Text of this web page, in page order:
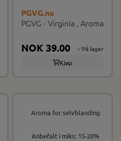
PGVG.no
PGVG - Virginia , Aroma
NOK 39.00
På lager
Kjøp
Aroma for selvblanding
Anbefalt i miks: 15-20%